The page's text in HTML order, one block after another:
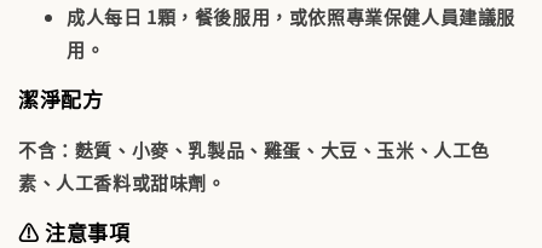
成人每日 1顆 ，餐後服用，或依照專業保健人員建議服
用。
潔淨配方
不含 ：麩質、小麥、乳製品、雞蛋、大豆、玉米、人工色
素、人工香料或甜味劑。
⚠️ 注意事項